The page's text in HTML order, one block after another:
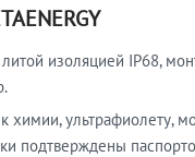
изоляцией IP68,
химии, ультрафиолету,
подтверждены